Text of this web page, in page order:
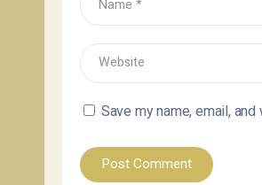
Save my name, email,